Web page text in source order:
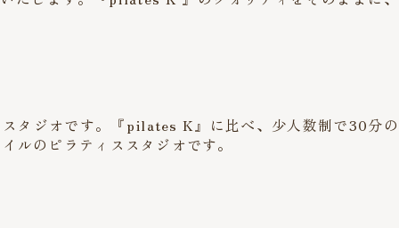
タジオです。『pilates K』に比べ、少人数制で30分の
ルのピラティススタジオです。